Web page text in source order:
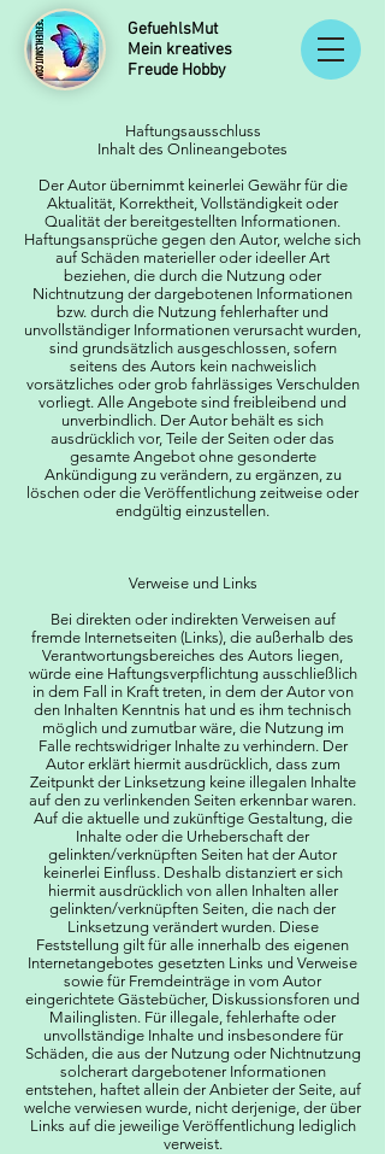
GefuehlsMut
Mein kreatives
Freude Hobby
Haftungsausschluss
Inhalt des Onlineangebotes
Der Autor übernimmt keinerlei Gewähr für die
Aktualität, Korrektheit, Vollständigkeit oder
Qualität der bereitgestellten Informationen.
Haftungsansprüche gegen den Autor, welche sich
auf Schäden materieller oder ideeller Art
beziehen, die durch die Nutzung oder
Nichtnutzung der dargebotenen Informationen
bzw. durch die Nutzung fehlerhafter und
unvollständiger Informationen verursacht wurden,
sind grundsätzlich ausgeschlossen, sofern
seitens des Autors kein nachweislich
vorsätzliches oder grob fahrlässiges Verschulden
vorliegt. Alle Angebote sind freibleibend und
unverbindlich. Der Autor behält es sich
ausdrücklich vor, Teile der Seiten oder das
gesamte Angebot ohne gesonderte
Ankündigung zu verändern, zu ergänzen, zu
löschen oder die Veröffentlichung zeitweise oder
endgültig einzustellen.
Verweise und Links
Bei direkten oder indirekten Verweisen auf
fremde Internetseiten (Links), die außerhalb des
Verantwortungsbereiches des Autors liegen,
würde eine Haftungsverpflichtung ausschließlich
in dem Fall in Kraft treten, in dem der Autor von
den Inhalten Kenntnis hat und es ihm technisch
möglich und zumutbar wäre, die Nutzung im
Falle rechtswidriger Inhalte zu verhindern. Der
Autor erklärt hiermit ausdrücklich, dass zum
Zeitpunkt der Linksetzung keine illegalen Inhalte
auf den zu verlinkenden Seiten erkennbar waren.
Auf die aktuelle und zukünftige Gestaltung, die
Inhalte oder die Urheberschaft der
gelinkten/verknüpften Seiten hat der Autor
keinerlei Einfluss. Deshalb distanziert er sich
hiermit ausdrücklich von allen Inhalten aller
gelinkten/verknüpften Seiten, die nach der
Linksetzung verändert wurden. Diese
Feststellung gilt für alle innerhalb des eigenen
Internetangebotes gesetzten Links und Verweise
sowie für Fremdeinträge in vom Autor
eingerichtete Gästebücher, Diskussionsforen und
Mailinglisten. Für illegale, fehlerhafte oder
unvollständige Inhalte und insbesondere für
Schäden, die aus der Nutzung oder Nichtnutzung
solcherart dargebotener Informationen
entstehen, haftet allein der Anbieter der Seite, auf
welche verwiesen wurde, nicht derjenige, der über
Links auf die jeweilige Veröffentlichung lediglich
verweist.